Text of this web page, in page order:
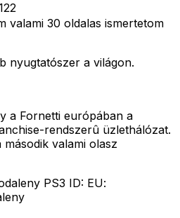
valami 30 oldalas ismertetom
nyugtatószer a világon.
a Fornetti európában a
rendszerû üzlethálózat.
valami olasz
PS3 ID: EU: